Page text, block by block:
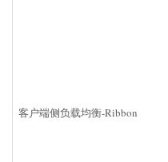
客户端侧负载均衡-Ribbon